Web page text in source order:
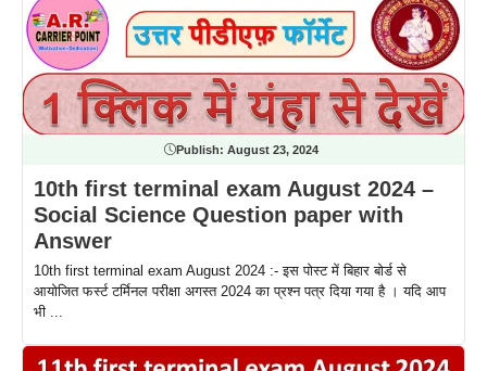
Publish: August 23, 2024
10th first terminal exam August 2024 –
Social Science Question paper with
Answer
10th first terminal exam August 2024 :- इस पोस्ट में बिहार बोर्ड से
आयोजित फर्स्ट टर्मिनल परीक्षा अगस्त 2024 का प्रश्न पत्र दिया गया है । यदि आप
भी ...